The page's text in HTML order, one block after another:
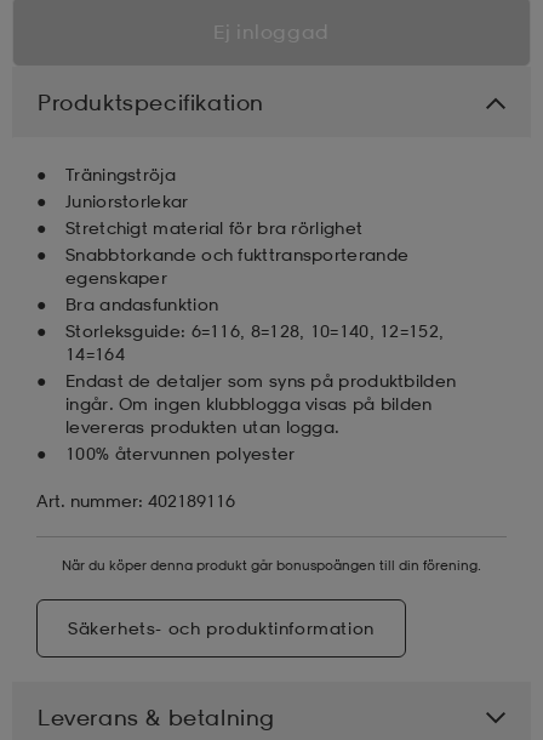
Ej inloggad
Produktspecifikation
Träningströja
Juniorstorlekar
Stretchigt material för bra rörlighet
Snabbtorkande och fukttransporterande
egenskaper
Bra andasfunktion
Storleksguide: 6=116, 8=128, 10=140, 12=152,
14=164
Endast de detaljer som syns på produktbilden
ingår. Om ingen klubblogga visas på bilden
levereras produkten utan logga.
100% återvunnen polyester
Art. nummer: 402189116
När du köper denna produkt går bonuspoängen till din förening.
Säkerhets- och produktinformation
Leverans & betalning